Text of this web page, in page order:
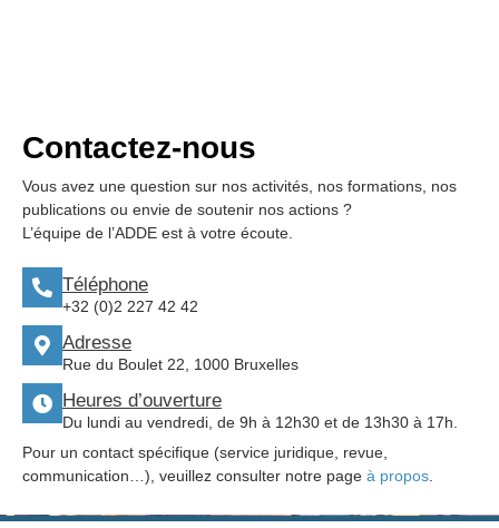
Contactez-nous
Vous avez une question sur nos activités, nos formations, nos
publications ou envie de soutenir nos actions ?
L’équipe de l’ADDE est à votre écoute.
Téléphone
+32 (0)2 227 42 42
Adresse
Rue du Boulet 22, 1000 Bruxelles
Heures d’ouverture
Du lundi au vendredi, de 9h à 12h30 et de 13h30 à 17h.
Pour un contact spécifique (service juridique, revue,
communication…), veuillez consulter notre page à propos